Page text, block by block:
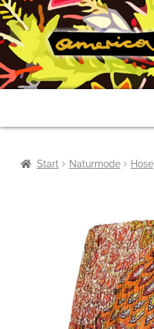
springen
springen
Start Naturmode Hose